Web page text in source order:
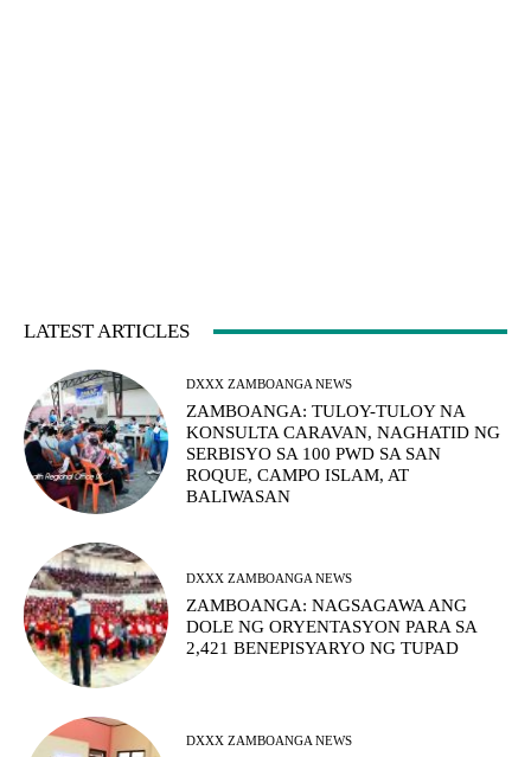
LATEST ARTICLES
DXXX ZAMBOANGA NEWS
ZAMBOANGA: TULOY-TULOY NA
KONSULTA CARAVAN, NAGHATID NG
SERBISYO SA 100 PWD SA SAN
ROQUE, CAMPO ISLAM, AT
BALIWASAN
DXXX ZAMBOANGA NEWS
ZAMBOANGA: NAGSAGAWA ANG
DOLE NG ORYENTASYON PARA SA
2,421 BENEPISYARYO NG TUPAD
DXXX ZAMBOANGA NEWS